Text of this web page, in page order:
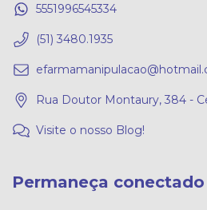
5551996545334
(51) 3480.1935
Rua Doutor Montaury, 384 -
Visite o nosso Blog!
Permaneça conectado